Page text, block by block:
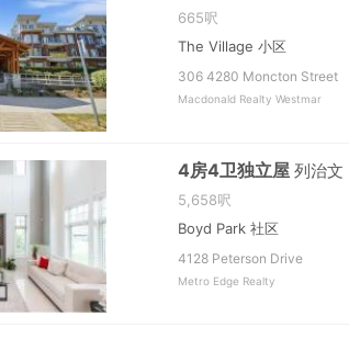
665呎
The Village 小区
306 4280 Moncton Street
Macdonald Realty Westmar
4房4卫独立屋列治文
5,658呎
Boyd Park 社区
4128 Peterson Drive
Metro Edge Realty